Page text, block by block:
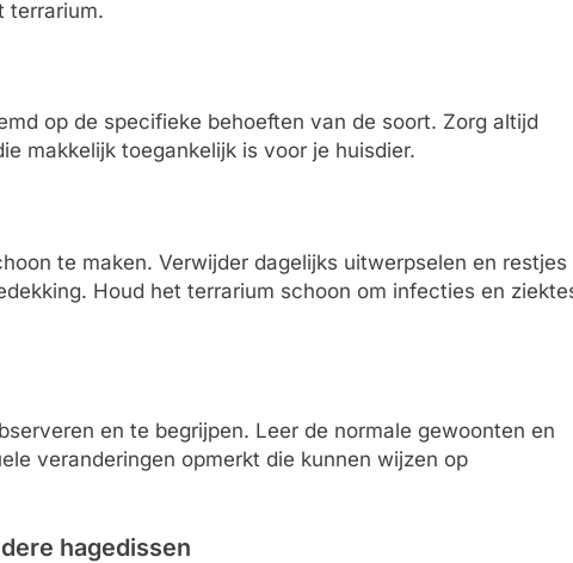
terrarium.
op de specifieke behoeften van de soort. Zorg altijd
makkelijk toegankelijk is voor je huisdier.
te maken. Verwijder dagelijks uitwerpselen en restjes
Houd het terrarium schoon om infecties en
en te begrijpen. Leer de normale gewoonten en
veranderingen opmerkt die kunnen wijzen op
hagedissen